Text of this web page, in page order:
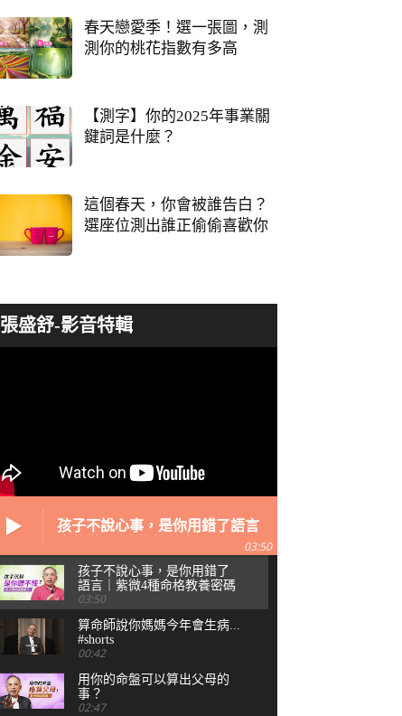
春天戀愛季！選一張圖，測
測你的桃花指數有多高
【測字】你的2025年事業關
鍵詞是什麼？
這個春天，你會被誰告白？
選座位測出誰正偷偷喜歡你
張盛舒-影音特輯
孩子不說心事，是你用錯了語言
03:50
孩子不說心事，是你用錯了
語言｜紫微4種命格教養密碼
03:50
算命師說你媽媽今年會生病...
#shorts
00:42
用你的命盤可以算出父母的
事？
02:47